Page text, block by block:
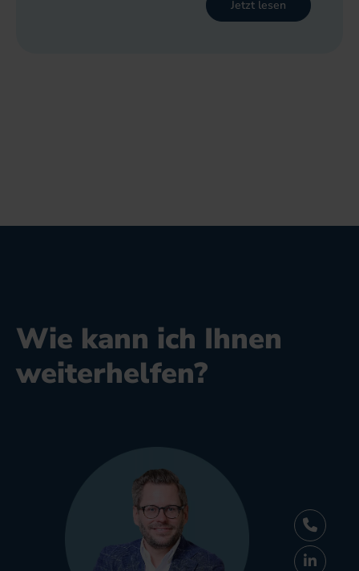
Jetzt lesen
Wie kann ich Ihnen
weiterhelfen?